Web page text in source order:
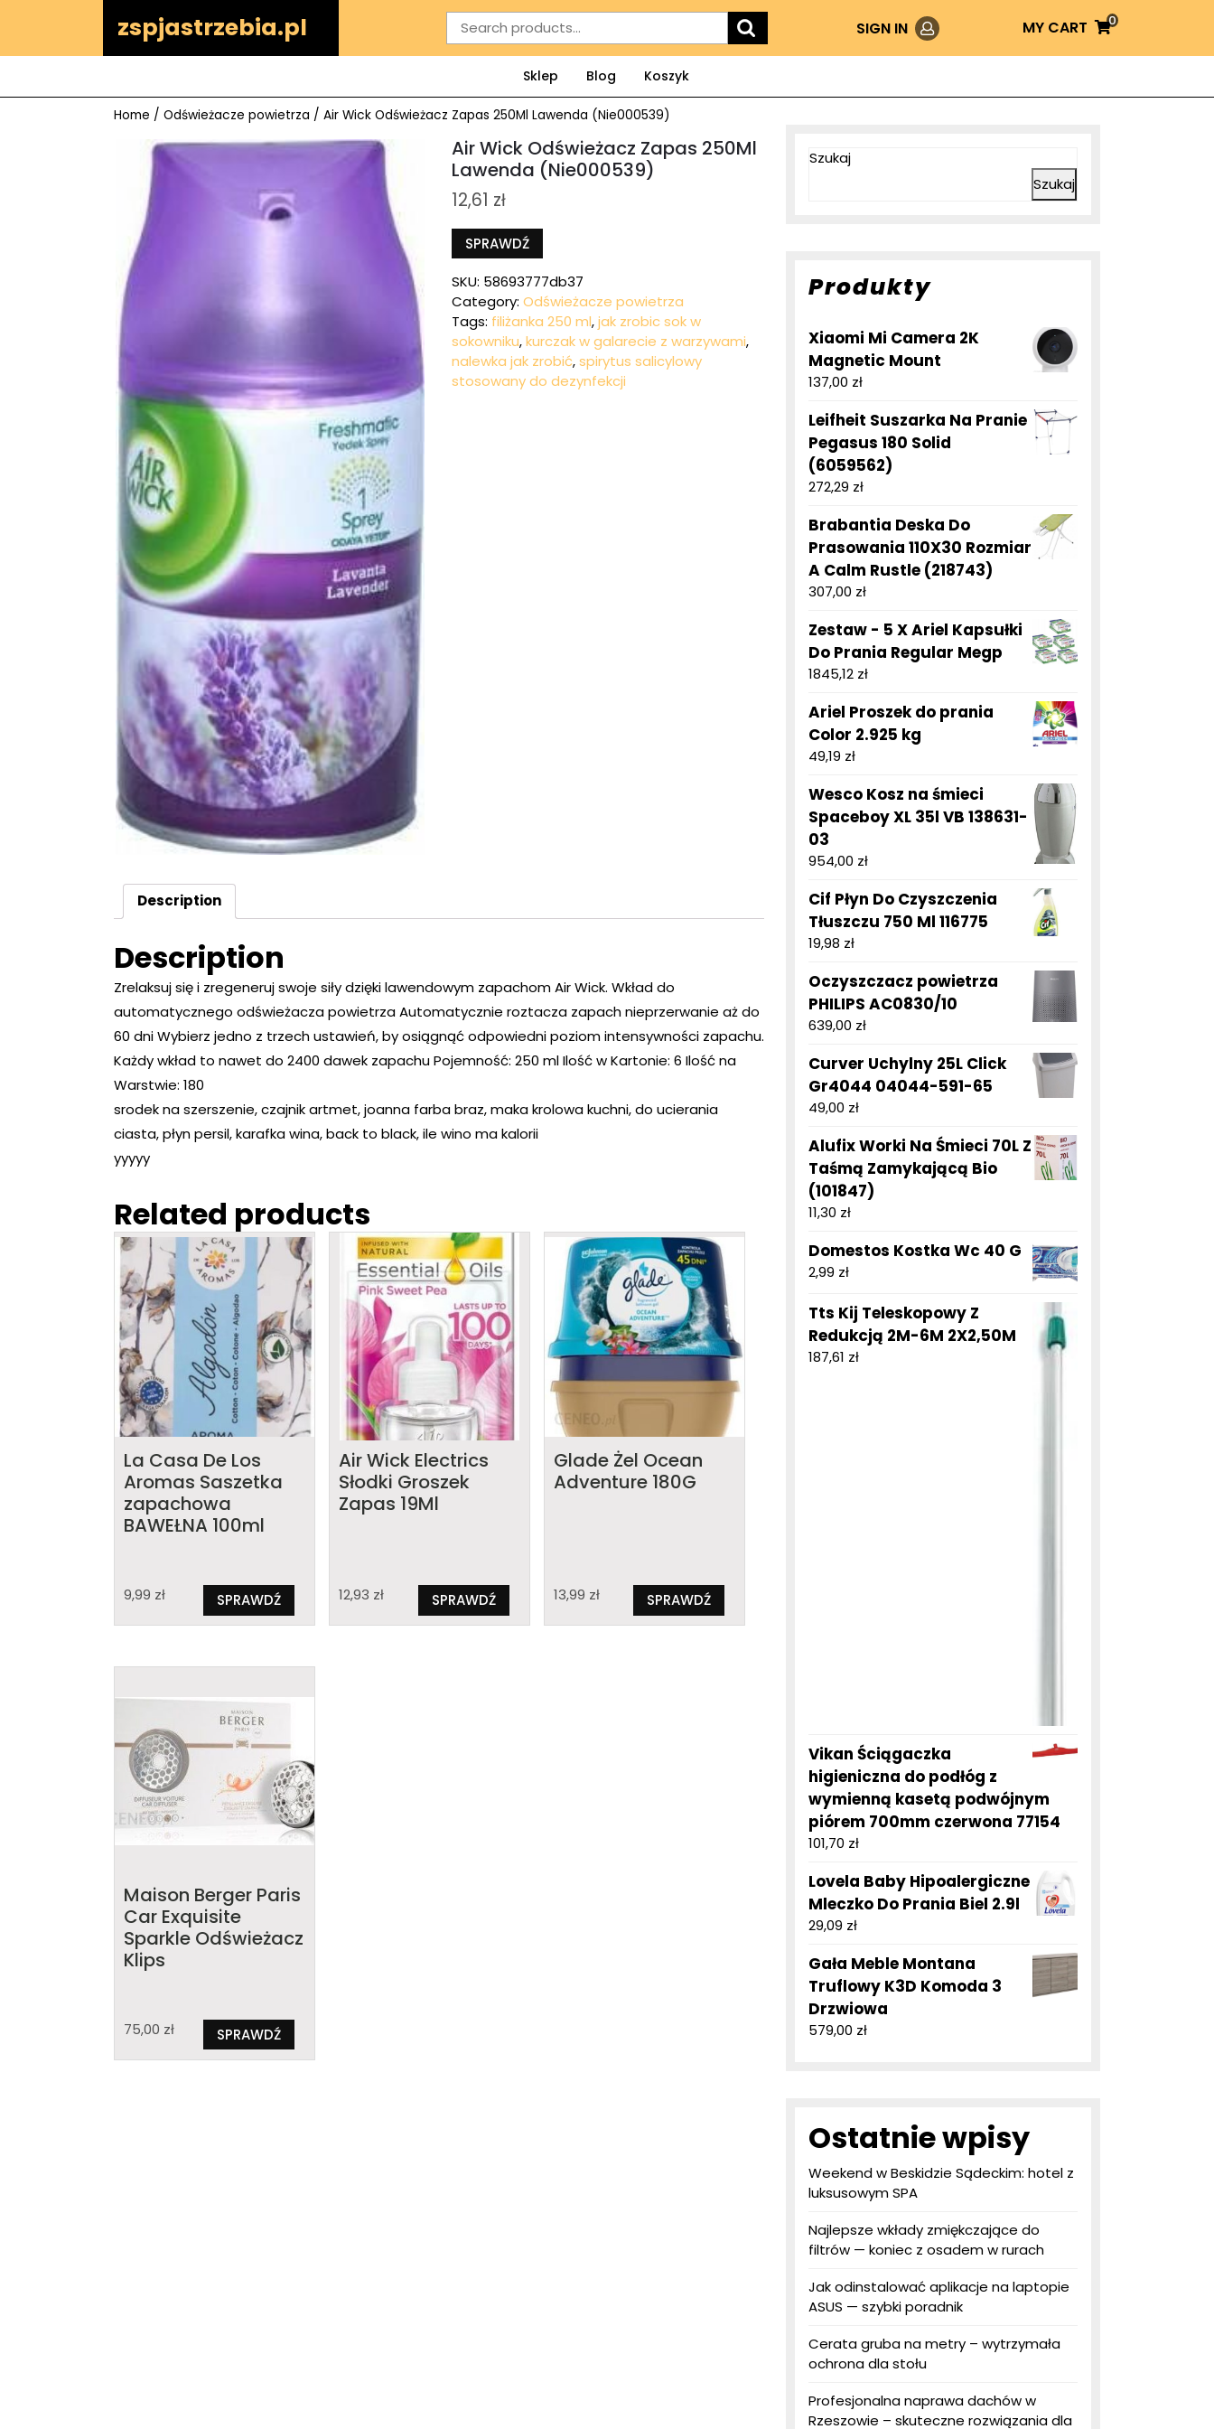
zspjastrzebia.pl
Search
for:
SIGN IN Login MY CART
MY
0
Sklep Blog Koszyk
Home / Odświeżacze powietrza / Air Wick Odświeżacz Zapas 250Ml Lawenda (Nie000539)
Air Wick Odświeżacz Zapas 250Ml
Lawenda (Nie000539)
12,61 zł
SPRAWDŹ
SKU: 58693777db37
Category:Odświeżacze powietrza
Tags: filiżanka 250 ml,jak zrobic sok w
sokowniku,kurczak w galarecie z warzywami,
nalewka jak zrobić,spirytus salicylowy
stosowany do dezynfekcji
Description
Description
Zrelaksuj się i zregeneruj swoje siły dzięki lawendowym zapachom Air Wick. Wkład do
automatycznego odświeżacza powietrza Automatycznie roztacza zapach nieprzerwanie aż do
60 dni Wybierz jedno z trzech ustawień, by osiągnąć odpowiedni poziom intensywności zapachu.
Każdy wkład to nawet do 2400 dawek zapachu Pojemność: 250 ml Ilość w Kartonie: 6 Ilość na
Warstwie: 180
srodek na szerszenie, czajnik artmet, joanna farba braz, maka krolowa kuchni, do ucierania
ciasta, płyn persil, karafka wina, back to black, ile wino ma kalorii
yyyyy
Related products
La Casa De Los
Aromas Saszetka
zapachowa
BAWEŁNA 100ml
9,99 zł SPRAWDŹ
Air Wick Electrics
Słodki Groszek
Zapas 19Ml
12,93 zł SPRAWDŹ
Glade Żel Ocean
Adventure 180G
13,99 zł SPRAWDŹ
Maison Berger Paris
Car Exquisite
Sparkle Odświeżacz
Klips
75,00 zł SPRAWDŹ
Szukaj
Szukaj
Produkty
Xiaomi Mi Camera 2K
Magnetic Mount
137,00 zł
Leifheit Suszarka Na Pranie
Pegasus 180 Solid
(6059562)
272,29 zł
Brabantia Deska Do
Prasowania 110X30 Rozmiar
A Calm Rustle (218743)
307,00 zł
Zestaw - 5 X Ariel Kapsułki
Do Prania Regular Megp
1845,12 zł
Ariel Proszek do prania
Color 2.925 kg
49,19 zł
Wesco Kosz na śmieci
Spaceboy XL 35l VB 138631-
03
954,00 zł
Cif Płyn Do Czyszczenia
Tłuszczu 750 Ml 116775
19,98 zł
Oczyszczacz powietrza
PHILIPS AC0830/10
639,00 zł
Curver Uchylny 25L Click
Gr4044 04044-591-65
49,00 zł
Alufix Worki Na Śmieci 70L Z
Taśmą Zamykającą Bio
(101847)
11,30 zł
Domestos Kostka Wc 40 G
2,99 zł
Tts Kij Teleskopowy Z
Redukcją 2M-6M 2X2,50M
187,61 zł
Vikan Ściągaczka
higieniczna do podłóg z
wymienną kasetą podwójnym
piórem 700mm czerwona 77154
101,70 zł
Lovela Baby Hipoalergiczne
Mleczko Do Prania Biel 2.9l
29,09 zł
Gała Meble Montana
Truflowy K3D Komoda 3
Drzwiowa
579,00 zł
Ostatnie wpisy
Weekend w Beskidzie Sądeckim: hotel z
luksusowym SPA
Najlepsze wkłady zmiękczające do
filtrów — koniec z osadem w rurach
Jak odinstalować aplikacje na laptopie
ASUS — szybki poradnik
Cerata gruba na metry – wytrzymała
ochrona dla stołu
Profesjonalna naprawa dachów w
Rzeszowie – skuteczne rozwiązania dla